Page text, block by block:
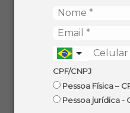
CPF/CNPJ
Pessoa Física –
Pessoa jurídica -